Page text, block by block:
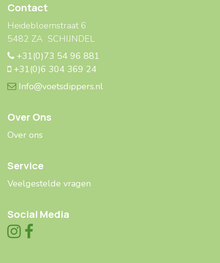
Contact
Heidebloemstraat 6
5482 ZA SCHIJNDEL
+31(0)73 54 96 881
+31(0)6 304 369 24
Info@voetsdippers.nl
Over Ons
Over ons
Service
Veelgestelde ​​vragen
Social Media